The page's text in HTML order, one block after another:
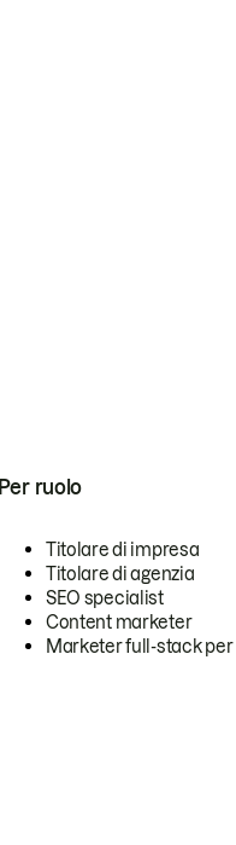
Per ruolo
Titolare di impresa
Titolare di agenzia
SEO specialist
Content marketer
Marketer full-stack